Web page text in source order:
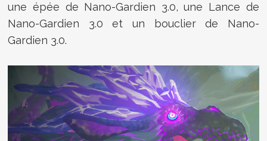
une épée de Nano-Gardien 3.0, une Lance de
Nano-Gardien 3.0 et un bouclierde Nano-
Gardien 3.0.